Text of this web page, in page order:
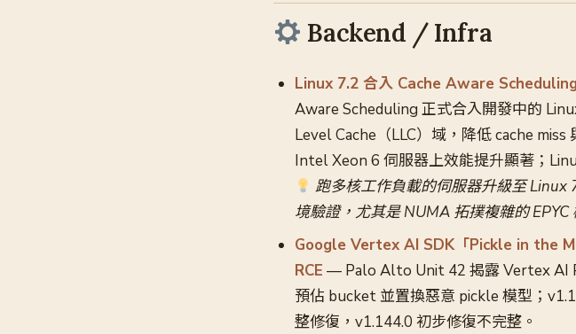
Backend / Infra
Linux 7.2 合入 Cache Aware
Aware Scheduling 正式合入開發中的
Level Cache（LLC）域，降低 cache
Intel Xeon 6 伺服器上效能提升顯著；
跑多核工作負載的伺服器升級至
境驗證，尤其是 NUMA 拓撲複雜的 EPYC
Google Vertex AI SDK「Pickle in the
RCE — Palo Alto Unit 42 揭露 Vertex AI
預佔 bucket 並置換惡意 pickle 模型；
整修復，v1.144.0 初步修復不完整。